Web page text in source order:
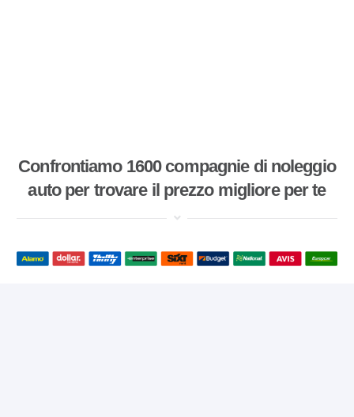
Confrontiamo 1600 compagnie di noleggio
auto per trovare il prezzo migliore per te